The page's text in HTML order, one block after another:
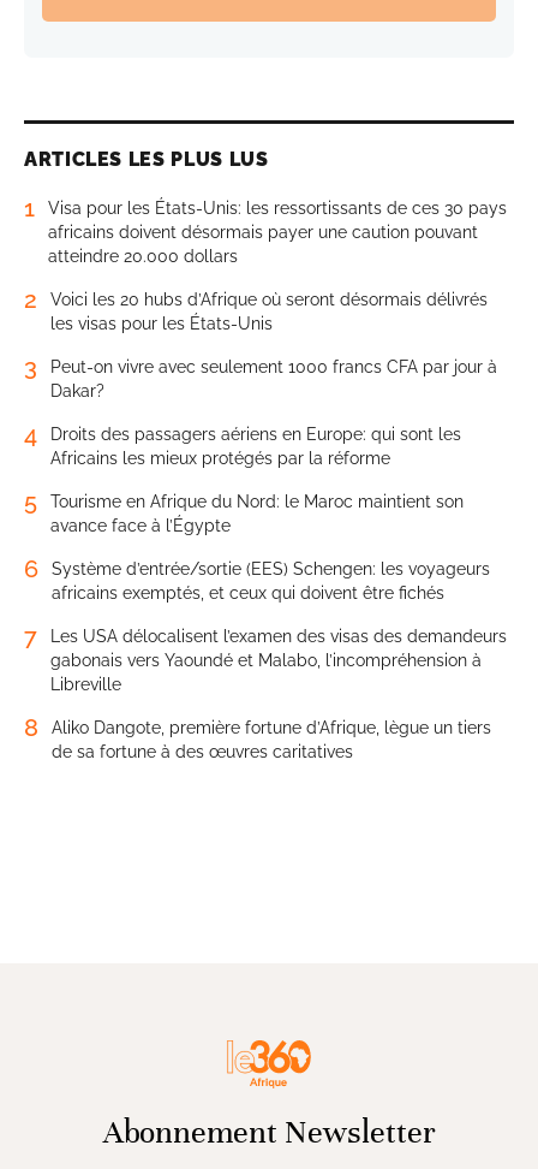
ARTICLES LES PLUS LUS
1
Visa pour les États-Unis: les ressortissants de ces 30 pays
africains doivent désormais payer une caution pouvant
atteindre 20.000 dollars
2
Voici les 20 hubs d’Afrique où seront désormais délivrés
les visas pour les États-Unis
3
Peut-on vivre avec seulement 1000 francs CFA par jour à
Dakar?
4
Droits des passagers aériens en Europe: qui sont les
Africains les mieux protégés par la réforme
5
Tourisme en Afrique du Nord: le Maroc maintient son
avance face à l’Égypte
6
Système d’entrée/sortie (EES) Schengen: les voyageurs
africains exemptés, et ceux qui doivent être fichés
7
Les USA délocalisent l’examen des visas des demandeurs
gabonais vers Yaoundé et Malabo, l’incompréhension à
Libreville
8
Aliko Dangote, première fortune d’Afrique, lègue un tiers
de sa fortune à des œuvres caritatives
Abonnement Newsletter